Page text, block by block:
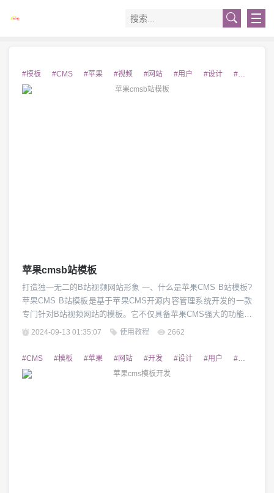
#模板 #CMS #苹果 #视频 #网站 #用户 #设计 #体验
苹果cmsb站模板
打造独一无二的B站视频网站形象 一、什么是苹果CMS B站模板?
苹果CMS B站模板是基于苹果CMS开源内容管理系统开发的一款
专门针对B站视频网站的模板。它不仅具备苹果CMS强大的功能和
特性,还针对B站用户的使用习惯和审美偏好进行了定制优化,为B
用苹果CMS B站模板,B站运营者可以轻松地搭建出一个时尚大
气、交互流畅的视频网站...
2024-09-13 01:35:07 使用教程 2662
#CMS #模板 #苹果 #网站 #开发 #设计 #用户 #优秀